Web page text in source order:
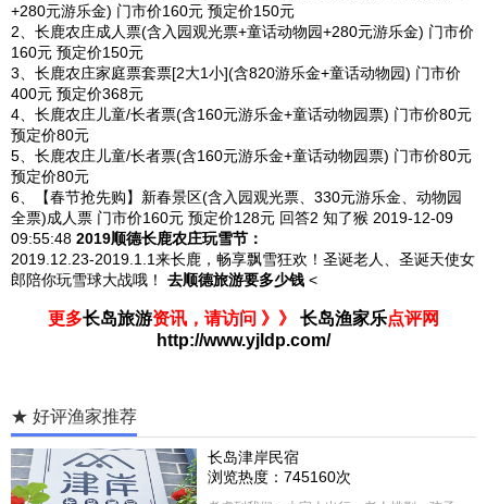
+280元游乐金) 门市价160元 预定价150元
2、长鹿农庄成人票(含入园观光票+童话动物园+280元游乐金) 门市价
160元 预定价150元
3、长鹿农庄家庭票套票[2大1小](含820游乐金+童话动物园) 门市价
400元 预定价368元
4、长鹿农庄儿童/长者票(含160元游乐金+童话动物园票) 门市价80元
预定价80元
5、长鹿农庄儿童/长者票(含160元游乐金+童话动物园票) 门市价80元
预定价80元
6、【春节抢先购】新春景区(含入园观光票、330元游乐金、动物园
全票)成人票 门市价160元 预定价128元 回答2 知了猴 2019-12-09
09:55:48 2019顺德长鹿农庄玩雪节：
2019.12.23-2019.1.1来长鹿，畅享飘雪狂欢！圣诞老人、圣诞天使女
郎陪你玩雪球大战哦！ 去顺德旅游要多少钱 <
更多长岛旅游资讯，请访问 》》 长岛渔家乐点评网
http://www.yjldp.com/
★ 好评渔家推荐
长岛津岸民宿
浏览热度：745160次